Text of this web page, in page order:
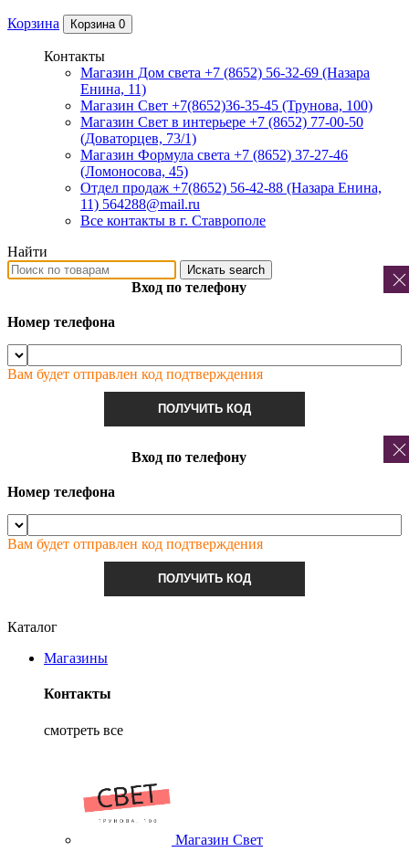
Корзина Корзина 0
Контакты
Магазин Дом света +7 (8652) 56-32-69 (Назара
Енина, 11)
Магазин Свет +7(8652)36-35-45 (Трунова, 100)
Магазин Свет в интерьере +7 (8652) 77-00-50
(Доваторцев, 73/1)
Магазин Формула света +7 (8652) 37-27-46
(Ломоносова, 45)
Отдел продаж +7(8652) 56-42-88 (Назара Енина,
11) 564288@mail.ru
Все контакты в г. Ставрополе
Найти
Искать search
Вход по телефону
Номер телефона
Вам будет отправлен код подтверждения
ПОЛУЧИТЬ КОД
Вход по телефону
Номер телефона
Вам будет отправлен код подтверждения
ПОЛУЧИТЬ КОД
Каталог
Магазины
Контакты
смотреть все
Магазин Свет